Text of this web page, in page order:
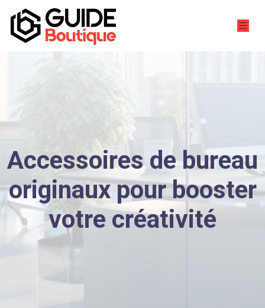
Accessoires de bureau
originaux pour booster
votre créativité